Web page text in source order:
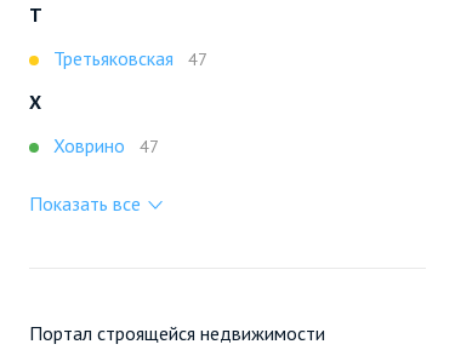
Т
Третьяковская
47
Х
Ховрино
47
Показать все
Портал строящейся недвижимости